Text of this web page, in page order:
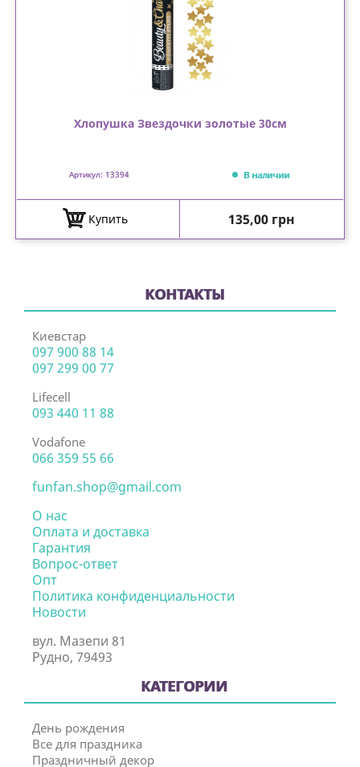
Хлопушка Звездочки золотые 30см
Артикул: 13394 В наличии
Купить Цена
135,00 грн
КОНТАКТЫ
Киевстар
097 900 88 14
097 299 00 77
Lifecell
093 440 11 88
Vodafone
066 359 55 66
funfan.shop@gmail.com
О нас
Оплата и доставка
Гарантия
Вопрос-ответ
Опт
Политика конфиденциальности
Новости
вул. Мазепи 81
Рудно, 79493
КАТЕГОРИИ
День рождения
Все для праздника
Праздничный декор